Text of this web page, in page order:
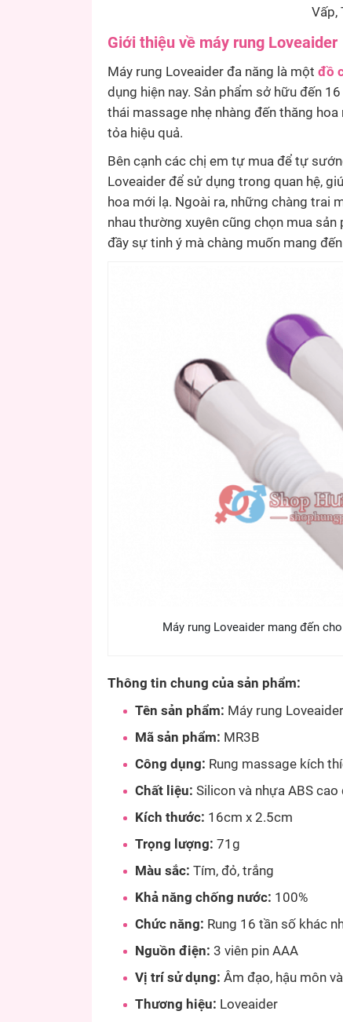
Vấp,
Giới thiệu về máy rung Loveaider
Máy rung Loveaider đa năng là một đồ
dụng hiện nay. Sản phẩm sở hữu đến
thái massage nhẹ nhàng đến thăng
tỏa hiệu quả.
Bên cạnh các chị em tự mua để tự
Loveaider để sử dụng trong quan hệ,
hoa mới lạ. Ngoài ra, những chàng trai
nhau thường xuyên cũng chọn mua
đầy sự tinh ý mà chàng muốn mang
Máy rung Loveaider mang đến
Thông tin chung của sản phẩm:
Tên sản phẩm: Máy rung Loveaider
Mã sản phẩm: MR3B
Công dụng: Rung massage kích
Chất liệu: Silicon và nhựa ABS cao
Kích thước: 16cm x 2.5cm
Trọng lượng: 71g
Màu sắc: Tím, đỏ, trắng
Khả năng chống nước: 100%
Chức năng: Rung 16 tần số khác
Nguồn điện: 3 viên pin AAA
Vị trí sử dụng: Âm đạo, hậu môn
Thương hiệu: Loveaider